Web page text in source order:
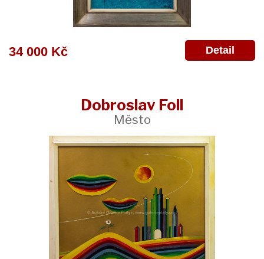
34 000 Kč Detail
Dobroslav Foll
Město